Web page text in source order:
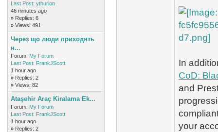
Last Post: ythurion
46 minutes ago
» Replies: 6
» Views: 491
Через що люди приходять
н...
Forum: My Forum
Last Post: FrankJScott
1 hour ago
» Replies: 2
» Views: 82
Ataşehir Araç Kiralama Ek...
Forum: My Forum
Last Post: FrankJScott
1 hour ago
» Replies: 2
In
CoD:
and
your